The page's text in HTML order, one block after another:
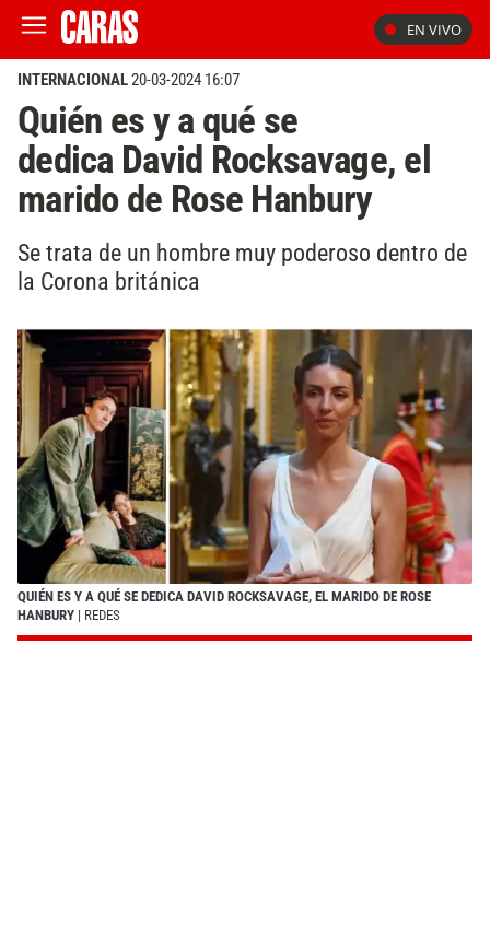
EN VIVO
INTERNACIONAL20-03-2024 16:07
Quién es y a qué se
dedica David Rocksavage, el
marido de Rose Hanbury
Se trata de un hombre muy poderoso dentro de
la Corona británica
QUIÉN ES Y A QUÉ SE DEDICA DAVID ROCKSAVAGE, EL MARIDO DE ROSE
HANBURY | REDES